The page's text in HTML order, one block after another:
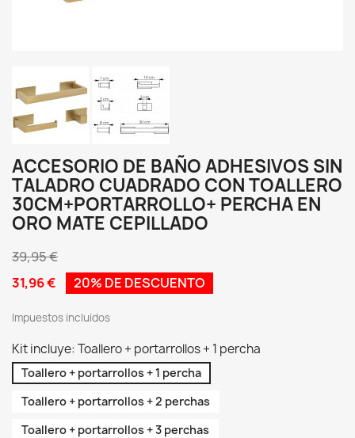
ACCESORIO DE BAÑO ADHESIVOS SIN
TALADRO CUADRADO CON TOALLERO
30CM+PORTARROLLO+ PERCHA EN
ORO MATE CEPILLADO
39,95 €
31,96 €
20% DE DESCUENTO
Impuestos incluidos
Kit incluye: Toallero + portarrollos + 1 percha
Toallero + portarrollos + 1 percha
Toallero + portarrollos + 2 perchas
Toallero + portarrollos + 3 perchas